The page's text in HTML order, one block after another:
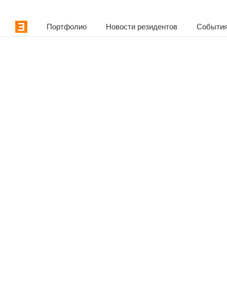
Портфолио Новости резидентов